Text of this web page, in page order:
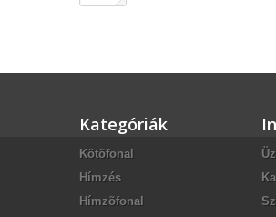
Kategóriák
Kötõfonal
Hímzés
Hímzõfonal